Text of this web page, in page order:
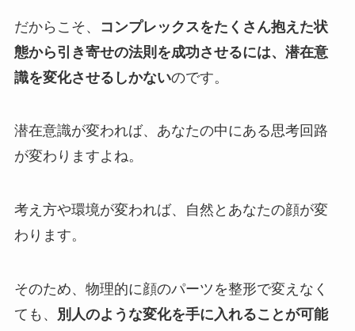
だからこそ、
コンプレックスをたくさん抱えた状
態から引き寄せの法則を成功させるには、潜在意
識を変化させるしかないのです。
潜在意識が変われば、あなたの中にある思考回路
が変わりますよね。
考え方や環境が変われば、自然とあなたの顔が変
わります。
そのため、物理的に顔のパーツを整形で変えなく
ても、
別人のような変化を手に入れることが可能